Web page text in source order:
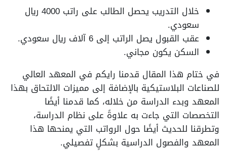
خلال التدريب يحصل الطالب على راتب 4000 ريال
سعودي.
عقب القبول يصل الراتب إلى 6 آلاف ريال سعودي.
السكن يكون مجاني.
في ختام هذا المقال قدمنا رايكم في المعهد العالي
للصناعات البلاستيكية بالإضافة إلى مميزات الالتحاق بهذا
المعهد وبدء الدراسة من خلاله، كما قدمنا أيضًا
التخصصات التي جاءت به علاوةً على نظام الدراسة،
وتطرقنا للحديث أيضًا حول الرواتب التي يمنحها هذا
المعهد والفصول الدراسية بشكلٍ تفصيلي.